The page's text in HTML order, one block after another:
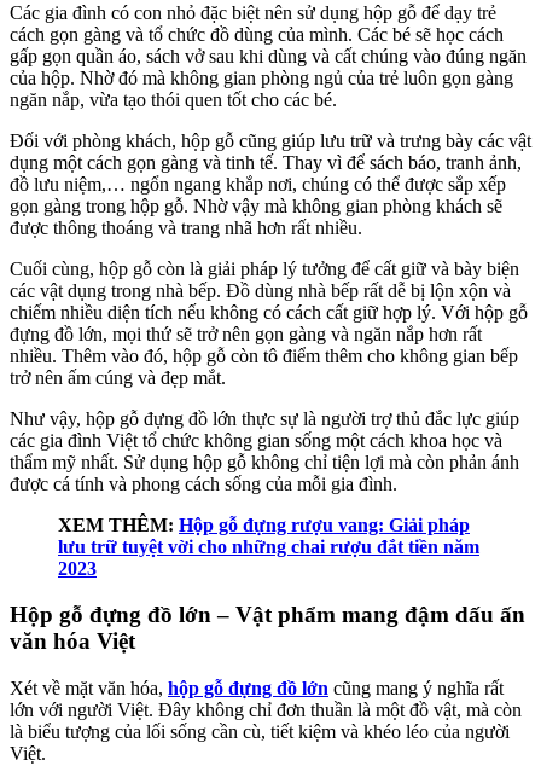
Các gia đình có con nhỏ đặc biệt nên sử dụng hộp gỗ để dạy trẻ
cách gọn gàng và tổ chức đồ dùng của mình. Các bé sẽ học cách
gấp gọn quần áo, sách vở sau khi dùng và cất chúng vào đúng ngăn
của hộp. Nhờ đó mà không gian phòng ngủ của trẻ luôn gọn gàng
ngăn nắp, vừa tạo thói quen tốt cho các bé.
Đối với phòng khách, hộp gỗ cũng giúp lưu trữ và trưng bày các vật
dụng một cách gọn gàng và tinh tế. Thay vì để sách báo, tranh ảnh,
đồ lưu niệm,… ngổn ngang khắp nơi, chúng có thể được sắp xếp
gọn gàng trong hộp gỗ. Nhờ vậy mà không gian phòng khách sẽ
được thông thoáng và trang nhã hơn rất nhiều.
Cuối cùng, hộp gỗ còn là giải pháp lý tưởng để cất giữ và bày biện
các vật dụng trong nhà bếp. Đồ dùng nhà bếp rất dễ bị lộn xộn và
chiếm nhiều diện tích nếu không có cách cất giữ hợp lý. Với hộp gỗ
đựng đồ lớn, mọi thứ sẽ trở nên gọn gàng và ngăn nắp hơn rất
nhiều. Thêm vào đó, hộp gỗ còn tô điểm thêm cho không gian bếp
trở nên ấm cúng và đẹp mắt.
Như vậy, hộp gỗ đựng đồ lớn thực sự là người trợ thủ đắc lực giúp
các gia đình Việt tổ chức không gian sống một cách khoa học và
thẩm mỹ nhất. Sử dụng hộp gỗ không chỉ tiện lợi mà còn phản ánh
được cá tính và phong cách sống của mỗi gia đình.
XEM THÊM: Hộp gỗ đựng rượu vang: Giải pháp
lưu trữ tuyệt vời cho những chai rượu đắt tiền năm
2023
Hộp gỗ đựng đồ lớn – Vật phẩm mang đậm dấu ấn
văn hóa Việt
Xét về mặt văn hóa, hộp gỗ đựng đồ lớn cũng mang ý nghĩa rất
lớn với người Việt. Đây không chỉ đơn thuần là một đồ vật, mà còn
là biểu tượng của lối sống cần cù, tiết kiệm và khéo léo của người
Việt.